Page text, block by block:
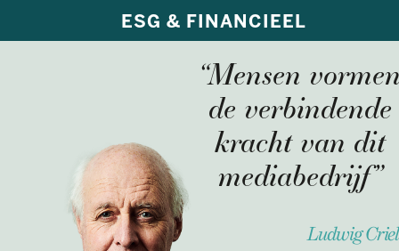
ESG & FINANCIEEL
“Mensen
de verbindende
kracht van dit
media­bedrijf”
Ludwig Criel